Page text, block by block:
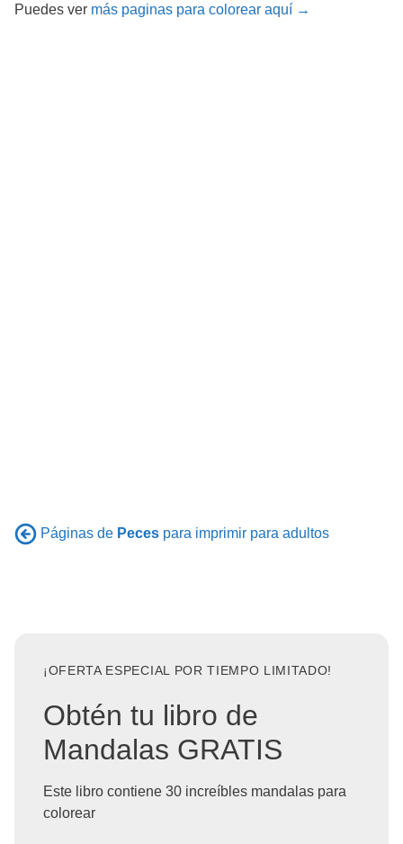
Puedes ver más paginas para colorear aquí →
Páginas de Peces para imprimir para adultos
¡OFERTA ESPECIAL POR TIEMPO LIMITADO!
Obtén tu libro de
Mandalas GRATIS
Este libro contiene 30 increíbles mandalas para
colorear